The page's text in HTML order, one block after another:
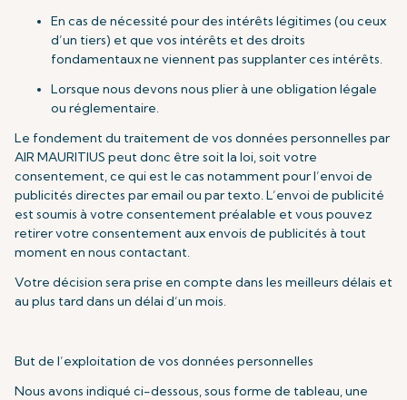
En cas de nécessité pour des intérêts légitimes (ou ceux
d’un tiers) et que vos intérêts et des droits
fondamentaux ne viennent pas supplanter ces intérêts.
Lorsque nous devons nous plier à une obligation légale
ou réglementaire.
Le fondement du traitement de vos données personnelles par
AIR MAURITIUS peut donc être soit la loi, soit votre
consentement, ce qui est le cas notamment pour l’envoi de
publicités directes par email ou par texto. L’envoi de publicité
est soumis à votre consentement préalable et vous pouvez
retirer votre consentement aux envois de publicités à tout
moment en nous contactant.
Votre décision sera prise en compte dans les meilleurs délais et
au plus tard dans un délai d’un mois.
But de l’exploitation de vos données personnelles
Nous avons indiqué ci-dessous, sous forme de tableau, une